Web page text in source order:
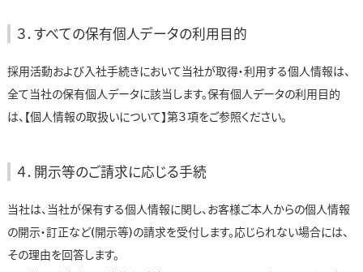
３．すべての保有個人データの利用目的
採用活動および入社手続きにおいて当社が取得・利用する個人情報は、
全て当社の保有個人データに該当します。保有個人データの利用目的
は、【個人情報の取扱いについて】第３項をご参照ください。
４．開示等のご請求に応じる手続
当社は、当社が保有する個人情報に関し、お客様ご本人からの個人情報
の開示・訂正など(開示等)の請求を受付します。応じられない場合には、
その理由を回答します。